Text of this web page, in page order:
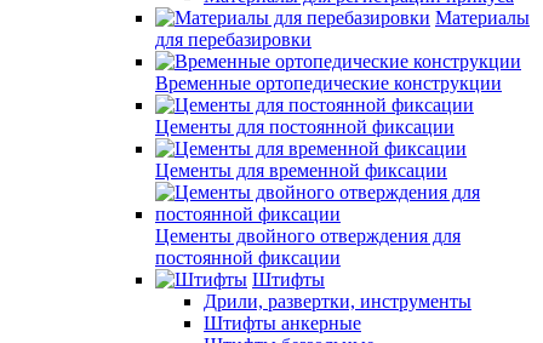
Материалы
для перебазировки
Временные ортопедические конструкции
Цементы для постоянной фиксации
Цементы для временной фиксации
Цементы двойного отверждения для
постоянной фиксации
Штифты
Дрили, развертки, инструменты
Штифты анкерные